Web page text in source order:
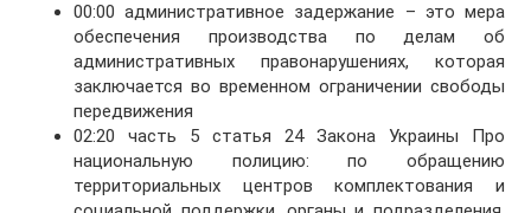
00:00 административное задержание – это мера
обеспечения производства по делам об
административных правонарушениях, которая
заключается во временном ограничении свободы
передвижения
02:20 часть 5 статья 24 Закона Украины Про
национальную полицию: по обращению
территориальных центров комплектования и